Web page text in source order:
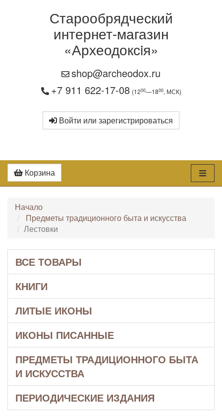
Старообрядческий
интернет-магазин
«Археодоксiя»
shop@archeodox.ru
+7 911 622-17-08 (1200—1800, МСК)
Войти или зарегистрироваться
Корзина
Начало
Предметы традиционного быта и искусства
Лестовки
ВСЕ ТОВАРЫ
КНИГИ
ЛИТЫЕ ИКОНЫ
ИКОНЫ ПИСАННЫЕ
ПРЕДМЕТЫ ТРАДИЦИОННОГО БЫТА
И ИСКУССТВА
ПЕРИОДИЧЕСКИЕ ИЗДАНИЯ